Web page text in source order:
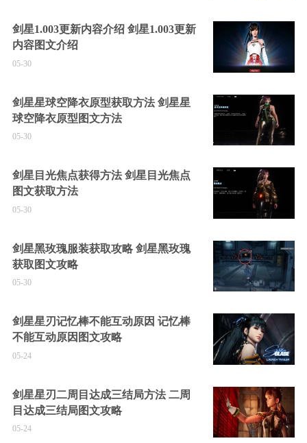
剑星1.003更新内容介绍 剑星1.003更新
内容图文介绍
05-30
剑星星球空降衣原型获取方法 剑星星
球空降衣原型图文方法
05-30
剑星目光焦点获得方法 剑星目光焦点
图文获取方法
05-30
剑星黑玫瑰服装获取攻略 剑星黑玫瑰
获取图文攻略
05-30
剑星星刃记忆棒不能互动原因 记忆棒
不能互动原因图文攻略
05-24
剑星星刃二周目达成三结局方法 二周
目达成三结局图文攻略
05-24